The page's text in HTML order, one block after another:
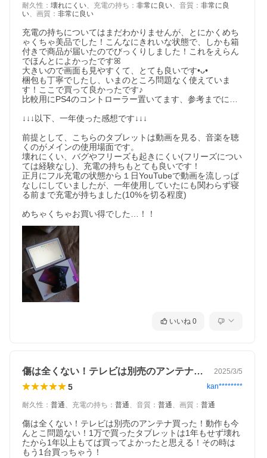
耐久性 ： 壊れにくい、 充電の持ち ： 非常に良い、 音質 ： 非常に良
い、 画質 ： 非常に良い
充電の持ちについてはまだわかりませんが、とにかくめち
ゃくちゃ美品でした！こんなにきれいな状態で、しかも箱
付きで商品が届いたのでびっくりしました！これをえらん
でほんとによかったですꕤ
大きいので画面も見やすくて、とても良いです•ᴗ•
梱包も丁寧でしたし、いまのところ問題なく使えていま
す！ここで買って良かったです♪
比較用にPS4のコントローラー置いてます、参考までに…
↓↓↓以下、一年使った感想です↓↓↓
前提として、こちらのタブレットは動画を見る、音楽を聴
くのがメインの使用場面です。
壊れにくい、バグやフリーズも起きにくい(フリーズについ
ては経験なし)、充電の持ちもとても良いです！
正月にフル充電の状態から１日YouTubeで動画を流しっぱ
なしにしていましたが、一年使用していたにも関わらず寝
る前まで充電が持ちました(10%を切る程度)
めちゃくちゃお買い得でした…！！
いいね 0
傷は全くない！テレビは別売のアンテナ買… 2025/3/5
5 kan********
耐久性 ： 普通、 充電の持ち ： 普通、 音質 ： 普通、 画質 ： 普通
傷は全くない！テレビは別売のアンテナ買った！動作も今
んとこ問題ない！1万で買ったタブレットは1年もせず壊れ
たから1年以上もてば買ってよかったと思える！その時は
もう1台買っちゃう！